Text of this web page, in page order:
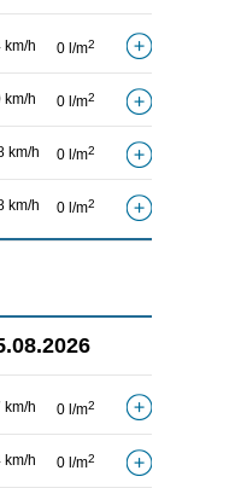
km/h 0 l/m2
km/h 0 l/m2
km/h 0 l/m2
km/h 0 l/m2
km/h 0 l/m2
km/h 0 l/m2